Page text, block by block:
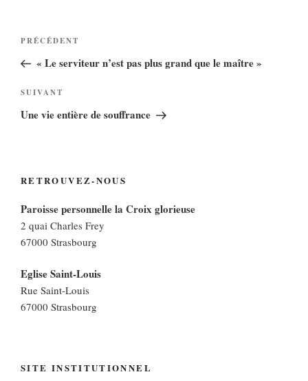
Navigation
l’article
Article
précédent
PRÉCÉDENT
« Le serviteur n’est pas plus grand que le maître »
Article
suivant
SUIVANT
Une vie entière de souffrance
RETROUVEZ-NOUS
Paroisse personnelle la Croix glorieuse
2 quai Charles Frey
67000 Strasbourg
Eglise Saint-Louis
Rue Saint-Louis
67000 Strasbourg
SITE INSTITUTIONNEL